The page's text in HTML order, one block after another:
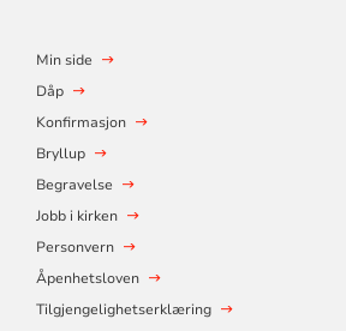
Min side
Dåp
Konfirmasjon
Bryllup
Begravelse
Jobb i kirken
Personvern
Åpenhetsloven
Tilgjengelighetserklæring